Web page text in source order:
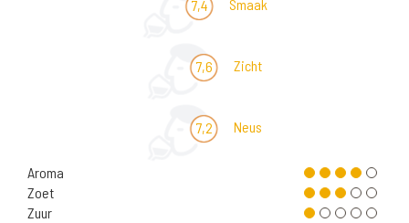
7,4 Smaak
7,6 Zicht
7,2 Neus
Aroma
Zoet
Zuur